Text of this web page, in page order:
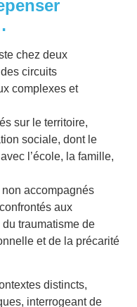
chez deux
circuits
complexes et
sur le territoire,
sociale, dont le
l’école, la famille,
non accompagnés
aux
traumatisme de
et de la précarité
distincts,
interrogeant de